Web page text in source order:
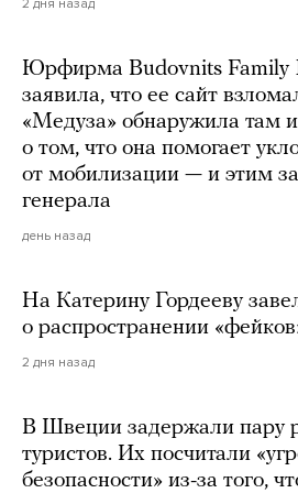
2 дня назад
Юрфирма Budovnits Family
заявила, что ее сайт
«Медуза» обнаружила там
о том, что она помогает
от мобилизации — и этим
генерала
день назад
На Катерину Гордееву
о распространении
2 дня назад
В Швеции задержали пару
туристов. Их посчитали
безопасности» из-за того,